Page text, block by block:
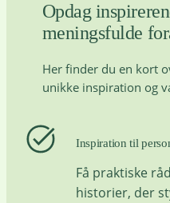
Opdag
meningsfulde
Her finder du en kort
unikke inspiration og
Inspiration til
Få praktiske
historier, der